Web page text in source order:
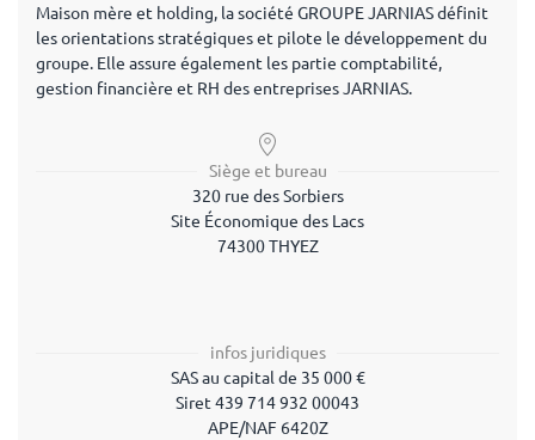
Maison mère et holding, la société GROUPE JARNIAS définit
les orientations stratégiques et pilote le développement du
groupe. Elle assure également les partie comptabilité,
gestion financière et RH des entreprises JARNIAS.
Siège et bureau
320 rue des Sorbiers
Site Économique des Lacs
74300 THYEZ
infos juridiques
SAS au capital de 35 000 €
Siret 439 714 932 00043
APE/NAF 6420Z